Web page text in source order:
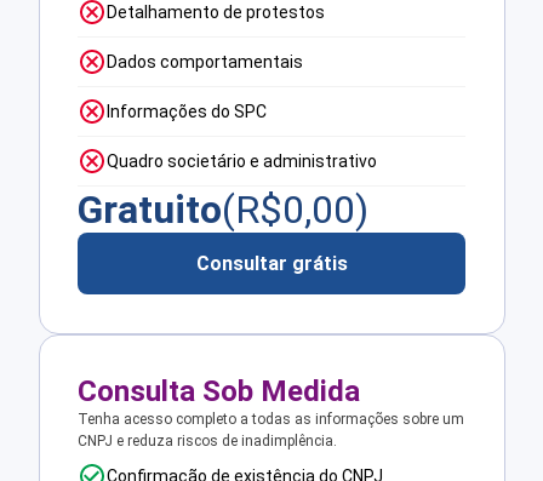
Detalhamento de protestos
Dados comportamentais
Informações do SPC
Quadro societário e administrativo
Gratuito(R$0,00)
Consultar grátis
Consulta Sob Medida
Tenha acesso completo a todas as informações sobre um
CNPJ e reduza riscos de inadimplência.
Confirmação de existência do CNPJ